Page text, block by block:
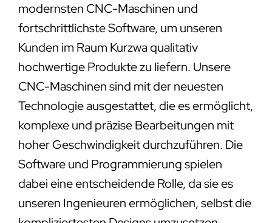
modernsten CNC-Maschinen und
fortschrittlichste Software, um unseren
Kunden im Raum Kurzwa qualitativ
hochwertige Produkte zu liefern. Unsere
CNC-Maschinen sind mit der neuesten
Technologie ausgestattet, die es ermöglicht,
komplexe und präzise Bearbeitungen mit
hoher Geschwindigkeit durchzuführen. Die
Software und Programmierung spielen
dabei eine entscheidende Rolle, da sie es
unseren Ingenieuren ermöglichen, selbst die